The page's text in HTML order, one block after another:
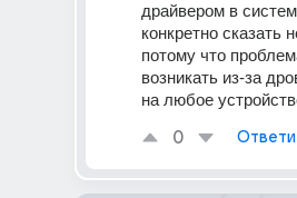
драйвером в
конкретно сказать
потому что
возникать из-за
на любое
0